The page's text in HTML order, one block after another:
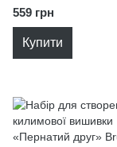
Brushme PMBR008
559 грн
Купити